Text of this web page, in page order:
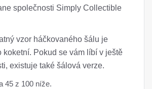
společnosti Simply Collectible
vzor háčkovaného šálu je
koketní. Pokud se vám líbí v ještě
existuje také šálová verze.
45 z 100 níže.